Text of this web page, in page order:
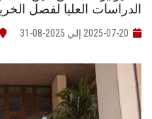
الدراسات العليا لفصل الخريف
2025-07-20 إلي 2025-08-31